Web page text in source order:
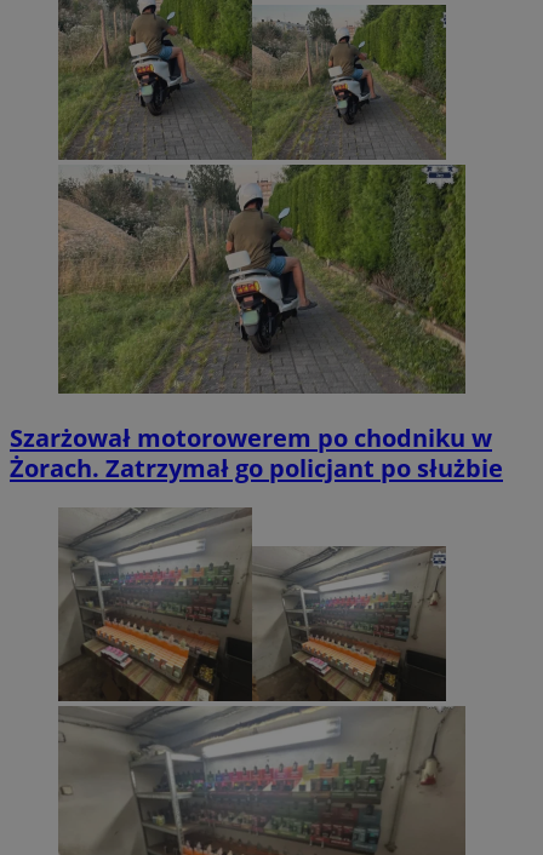
Szarżował motorowerem po chodniku w
Żorach. Zatrzymał go policjant po służbie